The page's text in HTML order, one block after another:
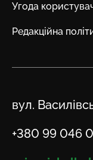
Угода
Редакційна
Адреса
вул.
Телефон
+380 99 046